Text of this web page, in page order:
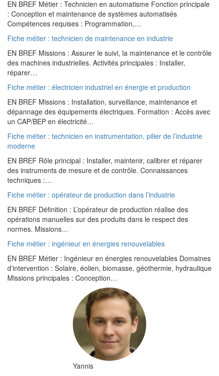
EN BREF Métier : Technicien en automatisme Fonction principale
: Conception et maintenance de systèmes automatisés
Compétences requises : Programmation,…
Fiche métier : technicien de maintenance en industrie
EN BREF Missions : Assurer le suivi, la maintenance et le contrôle
des machines industrielles. Activités principales : Installer,
réparer…
Fiche métier : électricien industriel en énergie et production
EN BREF Missions : Installation, surveillance, maintenance et
dépannage des équipements électriques. Formation : Accès avec
un CAP/BEP en électricité…
Fiche métier : technicien en instrumentation, pilier de l’industrie
moderne
EN BREF Rôle principal : Installer, maintenir, calibrer et réparer
des instruments de mesure et de contrôle. Connaissances
techniques :…
Fiche métier : opérateur de production dans l’industrie
EN BREF Définition : L’opérateur de production réalise des
opérations manuelles sur des produits dans le respect des
normes. Missions…
Fiche métier : ingénieur en énergies renouvelables
EN BREF Métier : Ingénieur en énergies renouvelables Domaines
d’intervention : Solaire, éolien, biomasse, géothermie, hydraulique
Missions principales : Conception…
Yannis